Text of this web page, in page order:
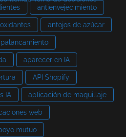
antienvejecimiento
antojos de azúcar
aparecer en IA
API Shopify
IA aplicación de maquillaje
web
mutuo